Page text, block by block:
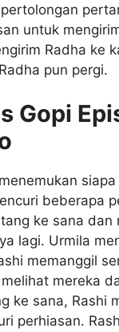
untuk
Radha ke
pun pergi.
Gopi
beberapa
ke sana dan
lagi. Urmila
memanggil
mereka
ke sana, Rashi
perhiasan.